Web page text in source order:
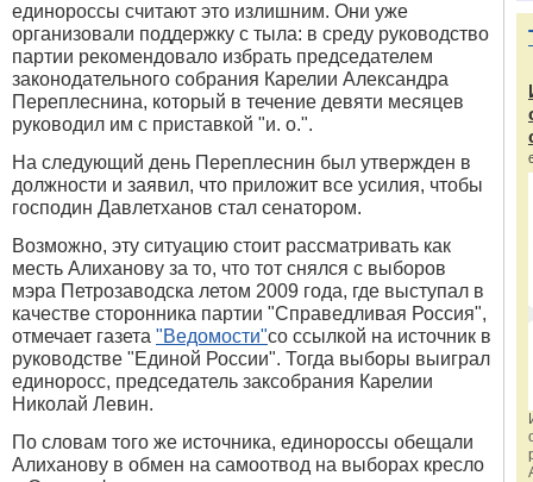
единороссы считают это излишним. Они уже
организовали поддержку с тыла: в среду руководство
партии рекомендовало избрать председателем
законодательного собрания Карелии Александра
Переплеснина, который в течение девяти месяцев
руководил им с приставкой "и. о.".
На следующий день Переплеснин был утвержден в
должности и заявил, что приложит все усилия, чтобы
господин Давлетханов стал сенатором.
Возможно, эту ситуацию стоит рассматривать как
месть Алиханову за то, что тот снялся с выборов
мэра Петрозаводска летом 2009 года, где выступал в
качестве сторонника партии "Справедливая Россия",
отмечает газета "Ведомости"со ссылкой на источник в
руководстве "Единой России". Тогда выборы выиграл
единоросс, председатель заксобрания Карелии
Николай Левин.
По словам того же источника, единороссы обещали
Алиханову в обмен на самоотвод на выборах кресло